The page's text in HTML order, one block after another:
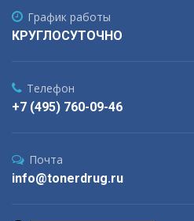
График работы
КРУГЛОСУТОЧНО
Телефон
+7 (495) 760-09-46
Почта
info@tonerdrug.ru